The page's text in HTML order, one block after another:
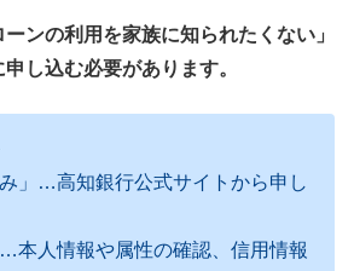
ンの利用を家族に知られたくない」
し込む必要があります。
」…高知銀行公式サイトから申し
本人情報や属性の確認、信用情報